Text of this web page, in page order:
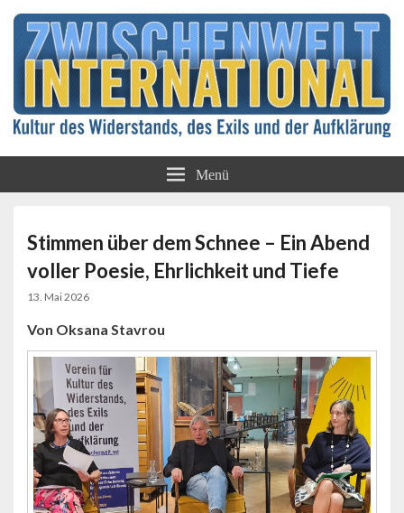
Zwischenwelt
International
Menü
Stimmen über dem Schnee – Ein Abend
voller Poesie, Ehrlichkeit und Tiefe
13. Mai 2026
Von Oksana Stavrou